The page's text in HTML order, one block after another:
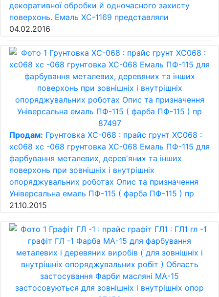
декоративної обробки й одночасного захисту
поверхонь. Емаль ХС-1169 представляли
04.02.2016
Продам: Грунтовка ХС-068 : прайс грунт ХС068 :
хс068 хс -068 грунтовка ХС-068 Емаль ПФ-115 для
фарбування металевих, дерев'яних та інших
поверхонь при зовнішніх і внутрішніх
опоряджувальних роботах Опис та призначення
Універсальна емаль ПФ-115 ( фарба ПФ-115 ) пр
21.10.2015